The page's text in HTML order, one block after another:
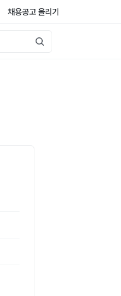
채용공고 올리기